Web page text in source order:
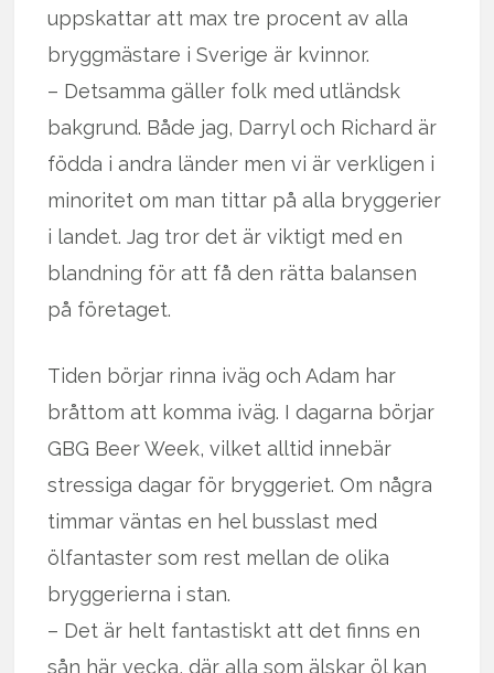
uppskattar att max tre procent av alla
bryggmästare i Sverige är kvinnor.
– Detsamma gäller folk med utländsk
bakgrund. Både jag, Darryl och Richard är
födda i andra länder men vi är verkligen i
minoritet om man tittar på alla bryggerier
i landet. Jag tror det är viktigt med en
blandning för att få den rätta balansen
på företaget.
Tiden börjar rinna iväg och Adam har
bråttom att komma iväg. I dagarna börjar
GBG Beer Week, vilket alltid innebär
stressiga dagar för bryggeriet. Om några
timmar väntas en hel busslast med
ölfantaster som rest mellan de olika
bryggerierna i stan.
– Det är helt fantastiskt att det finns en
sån här vecka, där alla som älskar öl kan